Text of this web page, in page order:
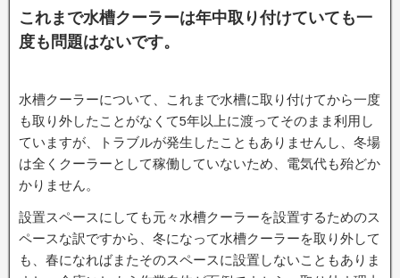
これまで水槽クーラーは年中取り付けていても一
度も問題はないです。
水槽クーラーについて、これまで水槽に取り付けてから一度
も取り外したことがなくて5年以上に渡ってそのまま利用し
ていますが、トラブルが発生したこともありませんし、冬場
は全くクーラーとして稼働していないため、電気代も殆どか
かりません。
設置スペースにしても元々水槽クーラーを設置するためのス
ペースな訳ですから、冬になって水槽クーラーを取り外して
も、春になればまたそのスペースに設置しないこともありま